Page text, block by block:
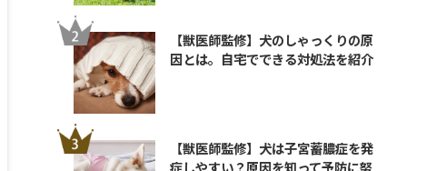
【獣医師監修】犬のしゃっくりの原
因とは。自宅でできる対処法を紹介
【獣医師監修】犬は子宮蓄膿症を発